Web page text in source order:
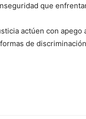
que
actúen con apego
de